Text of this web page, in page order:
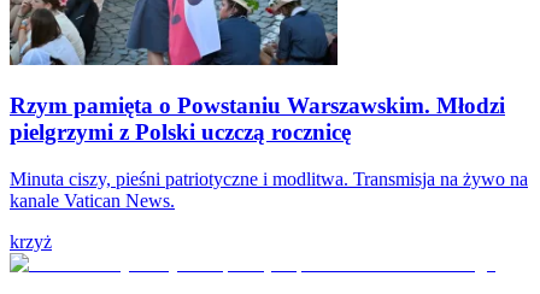
Rzym pamięta o Powstaniu Warszawskim. Młodzi
pielgrzymi z Polski uczczą rocznicę
Minuta ciszy, pieśni patriotyczne i modlitwa. Transmisja na żywo na
kanale Vatican News.
krzyż